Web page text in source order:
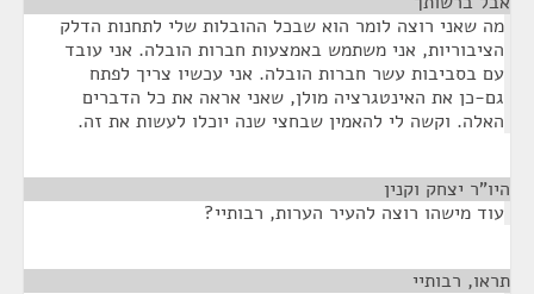
מה שאני רוצה לומר הוא שבכל ההובלות שלי לתחנות הדלק
הציבוריות, אני משתמש באמצעות חברות הובלה. אני עובד
עם בסביבות עשר חברות הובלה. אני עכשיו צריך לפתח
גם-כן את האינטגרציה מולן, שאני אראה את כל הדברים
האלה. וקשה לי להאמין שבחצי שנה יוכלו לעשות את זה.
היו"ר יצחק וקנין
עוד מישהו רוצה להעיר הערות, רבותיי?
תראו, רבותיי